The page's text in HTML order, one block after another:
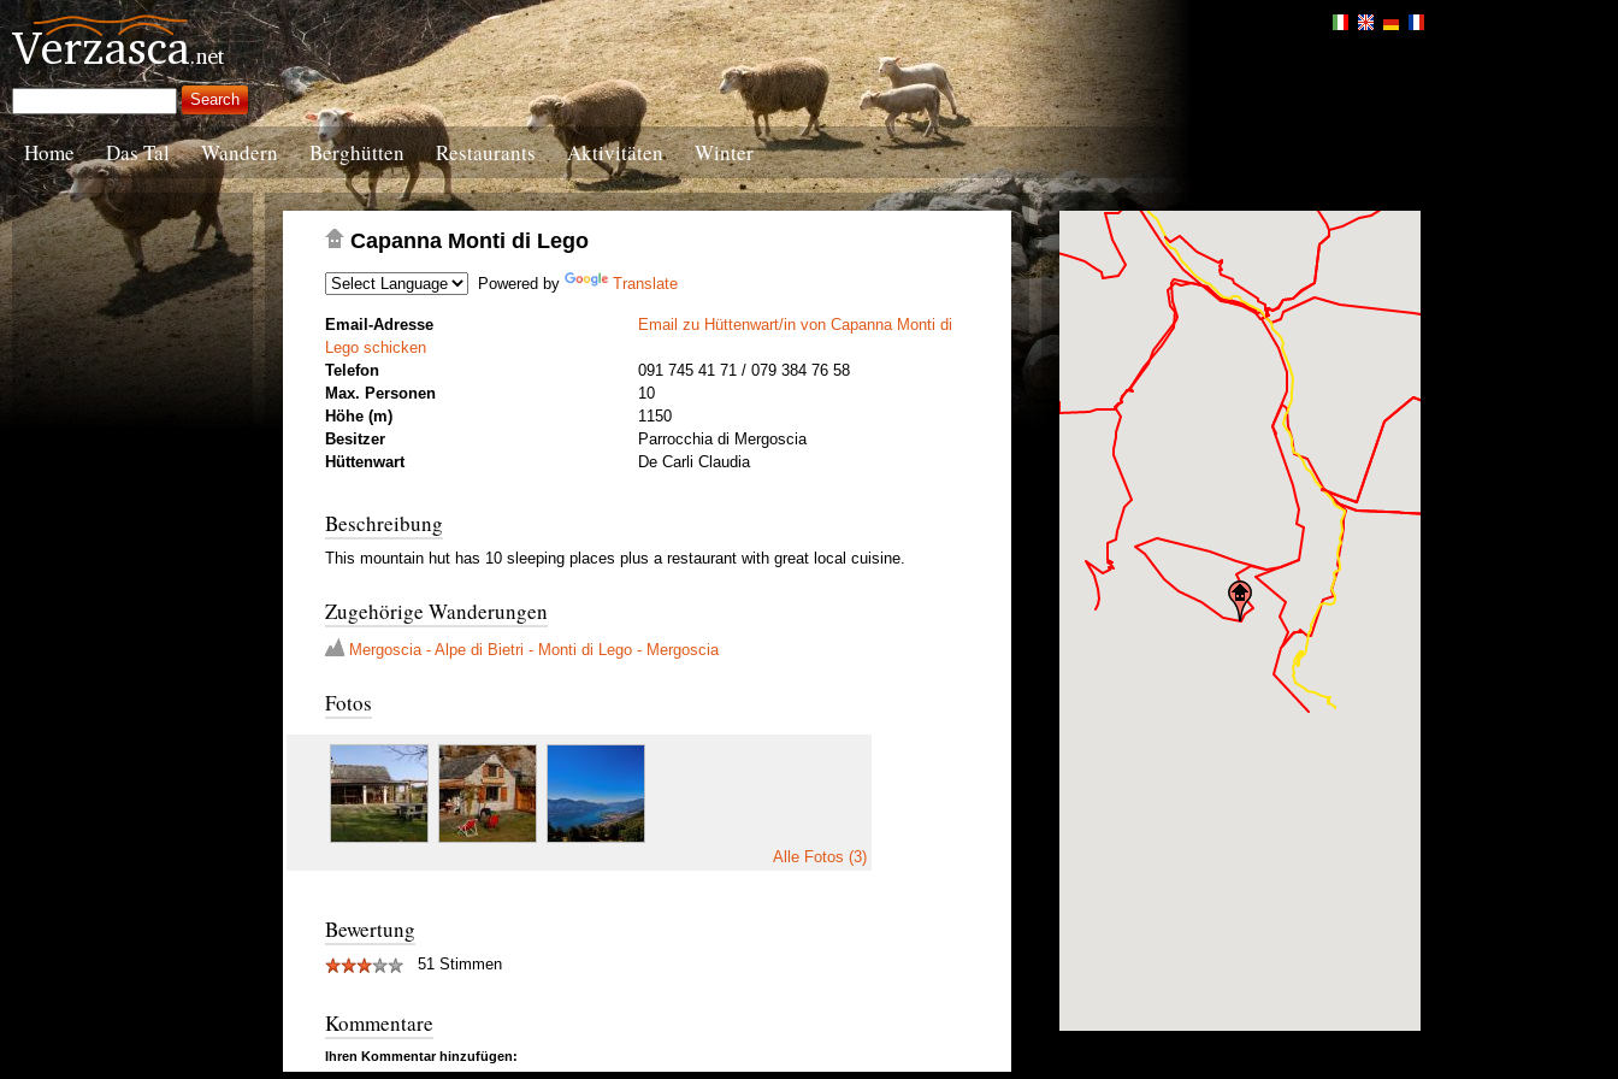
Home Das Tal Wandern Berghütten Restaurants Aktivitäten Winter
Capanna Monti di Lego
Powered by Translate
Email-Adresse
Email zu Hüttenwart/in von Capanna Monti di
Lego schicken
Telefon
091 745 41 71 / 079 384 76 58
Max. Personen
10
Höhe (m)
1150
Besitzer
Parrocchia di Mergoscia
Hüttenwart
De Carli Claudia
Beschreibung
This mountain hut has 10 sleeping places plus a restaurant with great local cuisine.
Zugehörige Wanderungen
Mergoscia - Alpe di Bietri - Monti di Lego - Mergoscia
Fotos
Alle Fotos (3)
Bewertung
51 Stimmen
Kommentare
Ihren Kommentar hinzufügen: